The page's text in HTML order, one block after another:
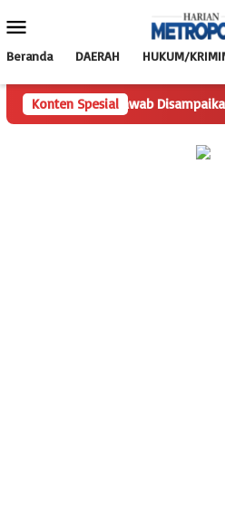
ke
Mobile
Beranda DAERAH HUKUM/
Konten Spesial
Hak Jawab Disampaikan,